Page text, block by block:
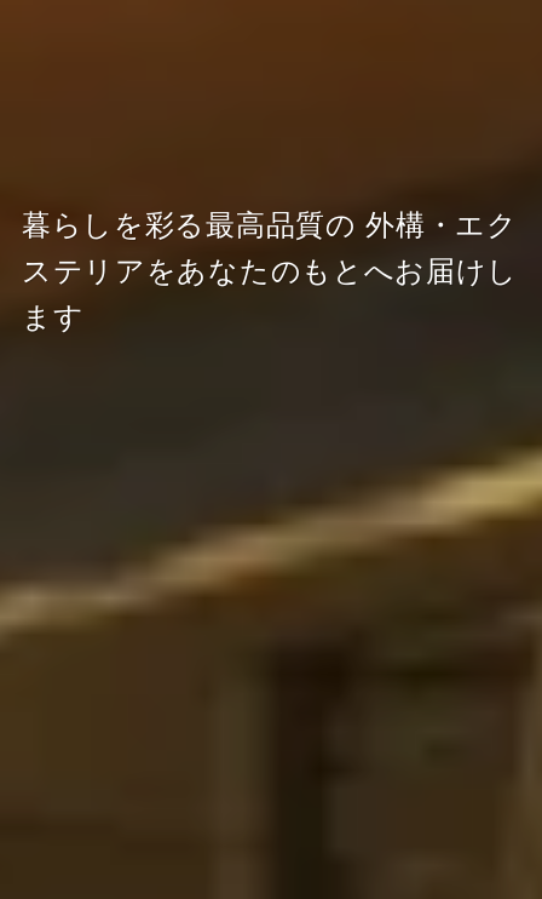
暮らしを彩る最高品質の 外構・エク
ステリアをあなたのもとへお届けし
ます